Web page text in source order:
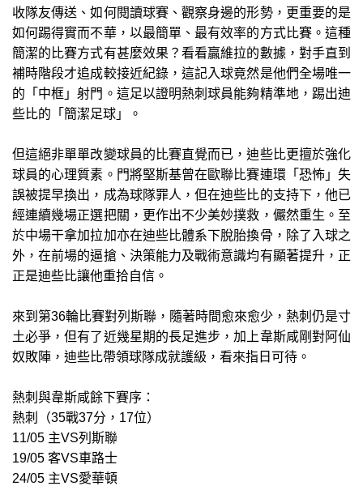
收隊友傳送、如何閱讀球賽、觀察身邊的形勢，更重要的是
如何踢得實而不華，以最簡單、最有效率的方式比賽。這種
簡潔的比賽方式有甚麼效果？看看贏維拉的數據，對手直到
補時階段才追成較接近紀錄，這記入球竟然是他們全場唯一
的「中框」射門。這足以證明熱刺球員能夠精準地，踢出迪
些比的「簡潔足球」。
但這絕非單單改變球員的比賽直覺而已，迪些比更擅於強化
球員的心理質素。門將堅斯基曾在歐聯比賽連環「恐怖」失
誤被提早換出，成為球隊罪人，但在迪些比的支持下，他已
經連續幾場正選把關，更作出不少美妙撲救，儼然重生。至
於中場干拿加拉加亦在迪些比體系下脫胎換骨，除了入球之
外，在前場的逼搶、決策能力及戰術意識均有顯著提升，正
正是迪些比讓他重拾自信。
來到第36輪比賽對列斯聯，隨著時間愈來愈少，熱刺仍是寸
土必爭，但有了近幾星期的長足進步，加上韋斯咸剛對阿仙
奴敗陣，迪些比帶領球隊成就護級，看來指日可待。
熱刺與韋斯咸餘下賽序：
熱刺（35戰37分，17位）
11/05 主VS列斯聯
19/05 客VS車路士
24/05 主VS愛華頓